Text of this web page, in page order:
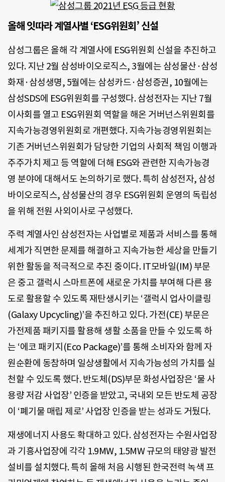
올해 잇따라 계열사별 ‘ESG위원회’ 신설
삼성그룹은 올해 각 계열사에 ESG위원회 신설을 추진하고
있다. 지난 2월 삼성바이오로직스, 3월에는 삼성물산·삼성
화재·삼성생명, 5월에는 삼성카드·삼성증권, 10월에는
삼성SDS에 ESG위원회를 구성했다. 삼성전자는 지난 7월
이사회를 열고 ESG위원회 역할을 해온 거버넌스위원회를
지속가능경영위원회로 개편했다. 지속가능경영위원회는
기존 거버넌스위원회가 담당한 기업의 사회적 책임 이행과
주주가치 제고 등 역할에 더해 ESG와 관련한 지속가능경
영 분야에 대해서도 논의하기로 했다. 특히 삼성전자, 삼성
바이오로직스, 삼성물산의 경우 ESG위원회 운영의 독립성
을 위해 전원 사외이사로 구성했다.
주력 계열사인 삼성전자는 사업별로 제품과 서비스를 통해
세계가 직면한 문제를 해결하고 지속가능한 세상을 만들기
위한 활동을 적극적으로 추진 중이다. IT모바일(IM) 부문
은 중고 갤럭시 스마트폰에 새로운 가치를 부여해 다른 용
도로 활용할 수 있도록 재탄생시키는 ‘갤럭시 업사이클링
(Galaxy Upcycling)’을 추진하고 있다. 가전(CE) 부문은
가전제품 패키지를 활용해 생활 소품을 만들 수 있도록 하
는 ‘에코 패키지(Eco Package)’를 통해 소비자와 함께 자
원순환에 동참하며 일상생활에서 지속가능성의 가치를 실
천할 수 있도록 했다. 반도체(DS)부문 화성사업장은 ‘물 사
용량 저감 사업장’ 인증을 받았고, 국내외 모든 반도체 공장
이 ‘폐기물 매립 제로’ 사업장 인증을 받는 성과도 거뒀다.
재생에너지 사용도 확대하고 있다. 삼성전자는 수원사업장
과 기흥사업장에 각각 1.9MW, 1.5MW 규모의 태양광 발전
설비를 설치했다. 특히 올해 처음 시행된 한국전력 녹색 프